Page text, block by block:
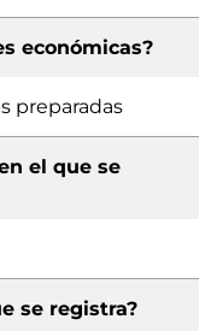
económicas?
preparadas
el que se
se registra?